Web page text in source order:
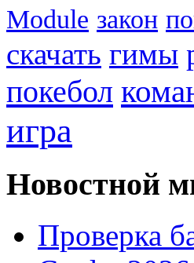
Module закон
скачать гимы
покебол
игра
Новостной
Проверка